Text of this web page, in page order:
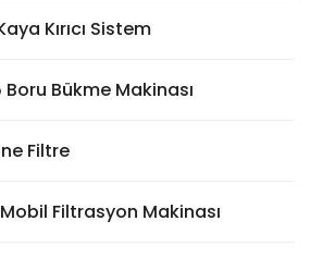
Kırıcı Sistem
Boru Bükme Makinası
Filtre
Mobil Filtrasyon Makinası